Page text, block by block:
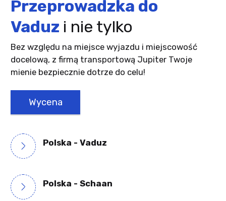
Przeprowadzka do
Vaduz i nie tylko
Bez względu na miejsce wyjazdu i miejscowość
docelową, z firmą transportową Jupiter Twoje
mienie bezpiecznie dotrze do celu!
Wycena
Polska - Vaduz
Polska - Schaan